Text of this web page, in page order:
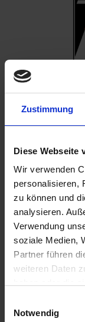
Zustimmung
Diese Webseite
Wir verwenden
personalisieren,
zu können und
analysieren.
Verwendung
soziale Medien,
Partner führen
weiteren Daten
Cookies, wenn
Notwendig
549,00 €
Sofort
Deutschlands
Merken
Artikel Nr.:
Beschreibung
Gefräster
mehr